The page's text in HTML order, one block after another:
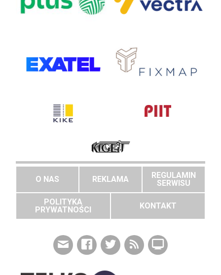
O NAS REKLAMA
REGULAMIN
SERWISU
POLITYKA
PRYWATNOŚCI
KONTAKT